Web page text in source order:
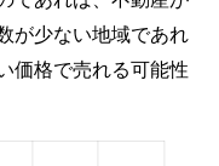
が少ない地域であれ
価格で売れる可能性